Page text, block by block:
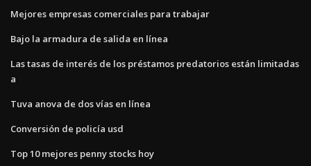
Mejores empresas comerciales para trabajar
Bajo la armadura de salida en línea
Las tasas de interés de los préstamos predatorios están limitadas
a
Tuva anova de dos vías en línea
Conversión de policía usd
Top 10 mejores penny stocks hoy